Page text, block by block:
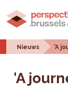
Nieuws 'A
'A